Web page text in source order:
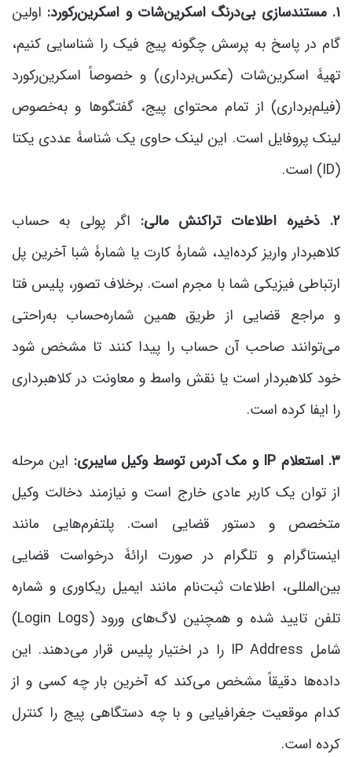
۱. مستندسازی بی‌درنگ اسکرین‌شات و اسکرین‌رکورد:
اولین
گام در پاسخ به پرسش چگونه پیج فیک را شناسایی کنیم،
تهیۀ اسکرین‌شات (عکس‌برداری) و خصوصاً اسکرین‌رکورد
(فیلم‌برداری) از تمام محتوای پیج، گفتگوها و به‌خصوص
لینک پروفایل است. این لینک حاوی یک شناسۀ عددی یکتا
(ID) است.
۲. ذخیرۀ اطلاعات تراکنش مالی:
اگر پولی به حساب
کلاهبردار واریز کرده‌اید، شمارۀ کارت یا شمارۀ شبا آخرین پل
ارتباطی فیزیکی شما با مجرم است. برخلاف تصور، پلیس فتا
و مراجع قضایی از طریق همین شماره‌حساب به‌راحتی
می‌توانند صاحب آن حساب را پیدا کنند تا مشخص شود
خود کلاهبردار است یا نقش واسط و معاونت در کلاهبرداری
را ایفا کرده است.
۳. استعلام IP و مک آدرس توسط وکیل سایبری: این مرحله
از توان یک کاربر عادی خارج است و نیازمند دخالت وکیل
متخصص و دستور قضایی است. پلتفرم‌هایی مانند
اینستاگرام و تلگرام در صورت ارائۀ درخواست قضایی
بین‌المللی، اطلاعات ثبت‌نام مانند ایمیل ریکاوری و شماره
تلفن تایید شده و همچنین لاگ‌های ورود (Login Logs)
شامل IP Address را در اختیار پلیس قرار می‌دهند. این
داده‌ها دقیقاً مشخص می‌کند که آخرین بار چه کسی و از
کدام موقعیت جغرافیایی و با چه دستگاهی پیج را کنترل
کرده است.